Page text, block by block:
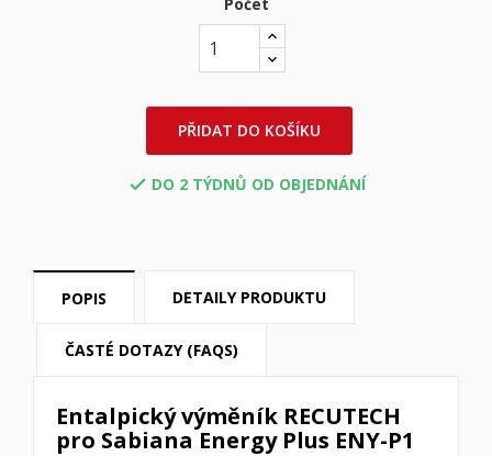
PŘIDAT DO KOŠÍKU
 DO 2 TÝDNŮ OD OBJEDNÁNÍ
POPIS DETAILY PRODUKTU
ČASTÉ DOTAZY (FAQS)
Entalpický výměník RECUTECH
pro Sabiana Energy Plus ENY-P1